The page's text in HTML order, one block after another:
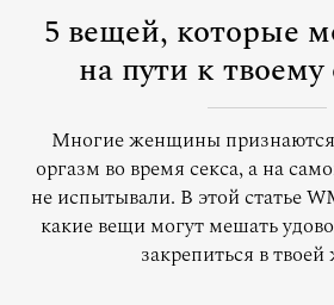
5 вещей, которые
на пути к твоему
Многие женщины
оргазм во время секса, а на
не испытывали. В этой статье
какие вещи могут мешать
закрепиться в